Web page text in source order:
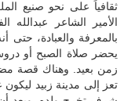
ثقافياً على نحو صنيع
الأمير الشاعر عبدالله
بالمعرفة والعبادة،
يحضر صلاة الصبح أو
زمن بعيد. وهناك قصة
تعز إلى مدينة زبيد